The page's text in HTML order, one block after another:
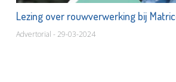
Lezing over rouwverwerking bij
Advertorial - 29-03-2024